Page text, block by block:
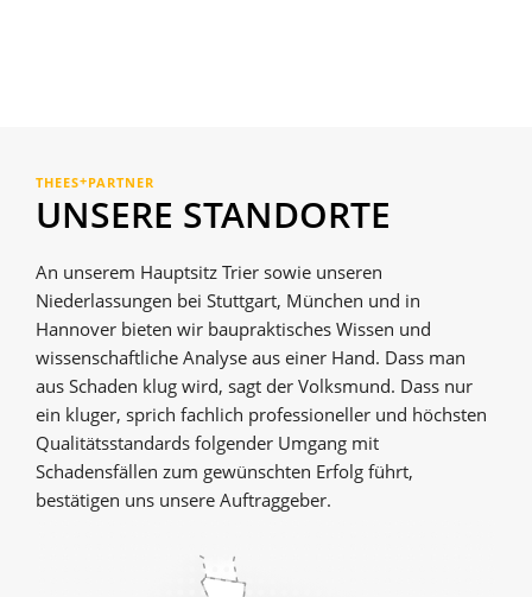
THEES+PARTNER
UNSERE STANDORTE
An unserem Hauptsitz Trier sowie unseren
Niederlassungen bei Stuttgart, München und in
Hannover bieten wir bau­­praktisches Wissen und
wissenschaftliche Analyse aus einer Hand. Dass man
aus Schaden klug wird, sagt der Volksmund. Dass nur
ein kluger, sprich fachlich professioneller und höchsten
Qualitätsstandards folgender Umgang mit
Schadensfällen zum gewünschten Erfolg führt,
bestätigen uns unsere Auftraggeber.